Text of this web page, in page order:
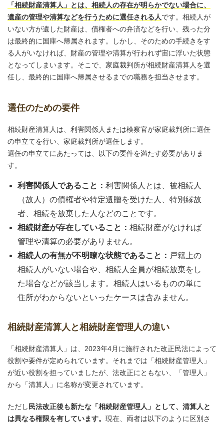
「相続財産清算人」とは、相続人の存在が明らかでない場合に、
遺産の管理や清算などを行うために選任される人です。相続人が
いない方が遺した財産は、債権者への弁済などを行い、残った分
は最終的に国庫へ帰属されます。しかし、そのための手続きをす
る人がいなければ、財産の管理や清算が行われず宙に浮いた状態
となってしまいます。そこで、家庭裁判所が相続財産清算人を選
任し、最終的に国庫へ帰属させるまでの職務を担当させます。
選任のための要件
相続財産清算人は、利害関係人または検察官が家庭裁判所に選任
の申立てを行い、家庭裁判所が選任します。
選任の申立てにあたっては、以下の要件を満たす必要がありま
す。
利害関係人であること： 利害関係人とは、被相続人
（故人）の債権者や特定遺贈を受けた人、特別縁故
者、相続を放棄した人などのことです。
相続財産が存在していること： 相続財産がなければ
管理や清算の必要がありません。
相続人の有無が不明瞭な状態であること： 戸籍上の
相続人がいない場合や、相続人全員が相続放棄をし
た場合などが該当します。相続人はいるものの単に
住所がわからないといったケースは含みません。
相続財産清算人と相続財産管理人の違い
「相続財産清算人」は、2023年4月に施行された改正民法によって
役割や要件が定められています。それまでは「相続財産管理人」
が近い役割を担っていましたが、法改正にともない、「管理人」
から「清算人」に名称が変更されています。
ただし 民法改正後も新たな「相続財産管理人」として、清算人と
は異なる権限を有しています。 現在、両者は以下のように区別さ